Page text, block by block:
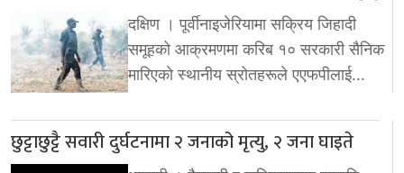
दक्षिण । पूर्वीनाइजेरियामा सक्रिय जिहादी
समूहको आक्रमणमा करिब १० सरकारी सैनिक
मारिएको स्थानीय स्रोतहरूले एएफपीलाई…
छुट्टाछुट्टै सवारी दुर्घटनामा २ जनाको मृत्यु, २ जना घाइते